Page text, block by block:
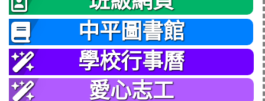
中平圖書館
學校行事曆
愛心志工